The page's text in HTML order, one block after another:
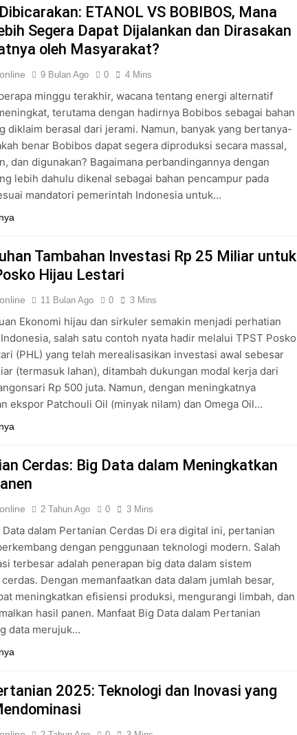
ETANOL VS BOBIBOS, Mana
Segera Dapat Dijalankan dan Dirasakan
oleh Masyarakat?
9 Bulan Ago 0 4 Mins
minggu terakhir, wacana tentang energi alternatif
terutama dengan hadirnya Bobibos sebagai bahan
diklaim berasal dari jerami. Namun, banyak yang bertanya-
benar Bobibos dapat segera diproduksi secara massal,
dan digunakan? Bagaimana perbandingannya dengan
lebih dahulu dikenal sebagai bahan pencampur pada
mandatori pemerintah Indonesia untuk…
Tambahan Investasi Rp 25 Miliar untuk
Hijau Lestari
11 Bulan Ago 0 3 Mins
Ekonomi hijau dan sirkuler semakin menjadi perhatian
salah satu contoh nyata hadir melalui TPST Posko
(PHL) yang telah merealisasikan investasi awal sebesar
(termasuk lahan), ditambah dukungan modal kerja dari
Rp 500 juta. Namun, dengan meningkatnya
ekspor Patchouli Oil (minyak nilam) dan Omega Oil…
Cerdas: Big Data dalam Meningkatkan
2 Tahun Ago 0 3 Mins
Data dalam Pertanian Cerdas Di era digital ini, pertanian
dengan penggunaan teknologi modern. Salah
terbesar adalah penerapan big data dalam sistem
Dengan memanfaatkan data dalam jumlah besar,
meningkatkan efisiensi produksi, mengurangi limbah, dan
hasil panen. Manfaat Big Data dalam Pertanian
data merujuk…
2025: Teknologi dan Inovasi yang